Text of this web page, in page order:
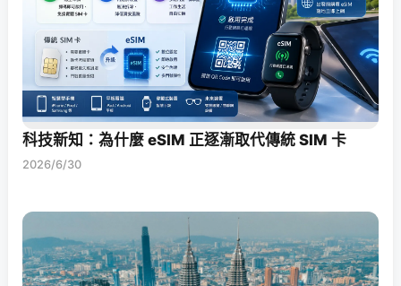
科技新知：為什麼 eSIM 正逐漸取代傳統 SIM 卡
2026/6/30